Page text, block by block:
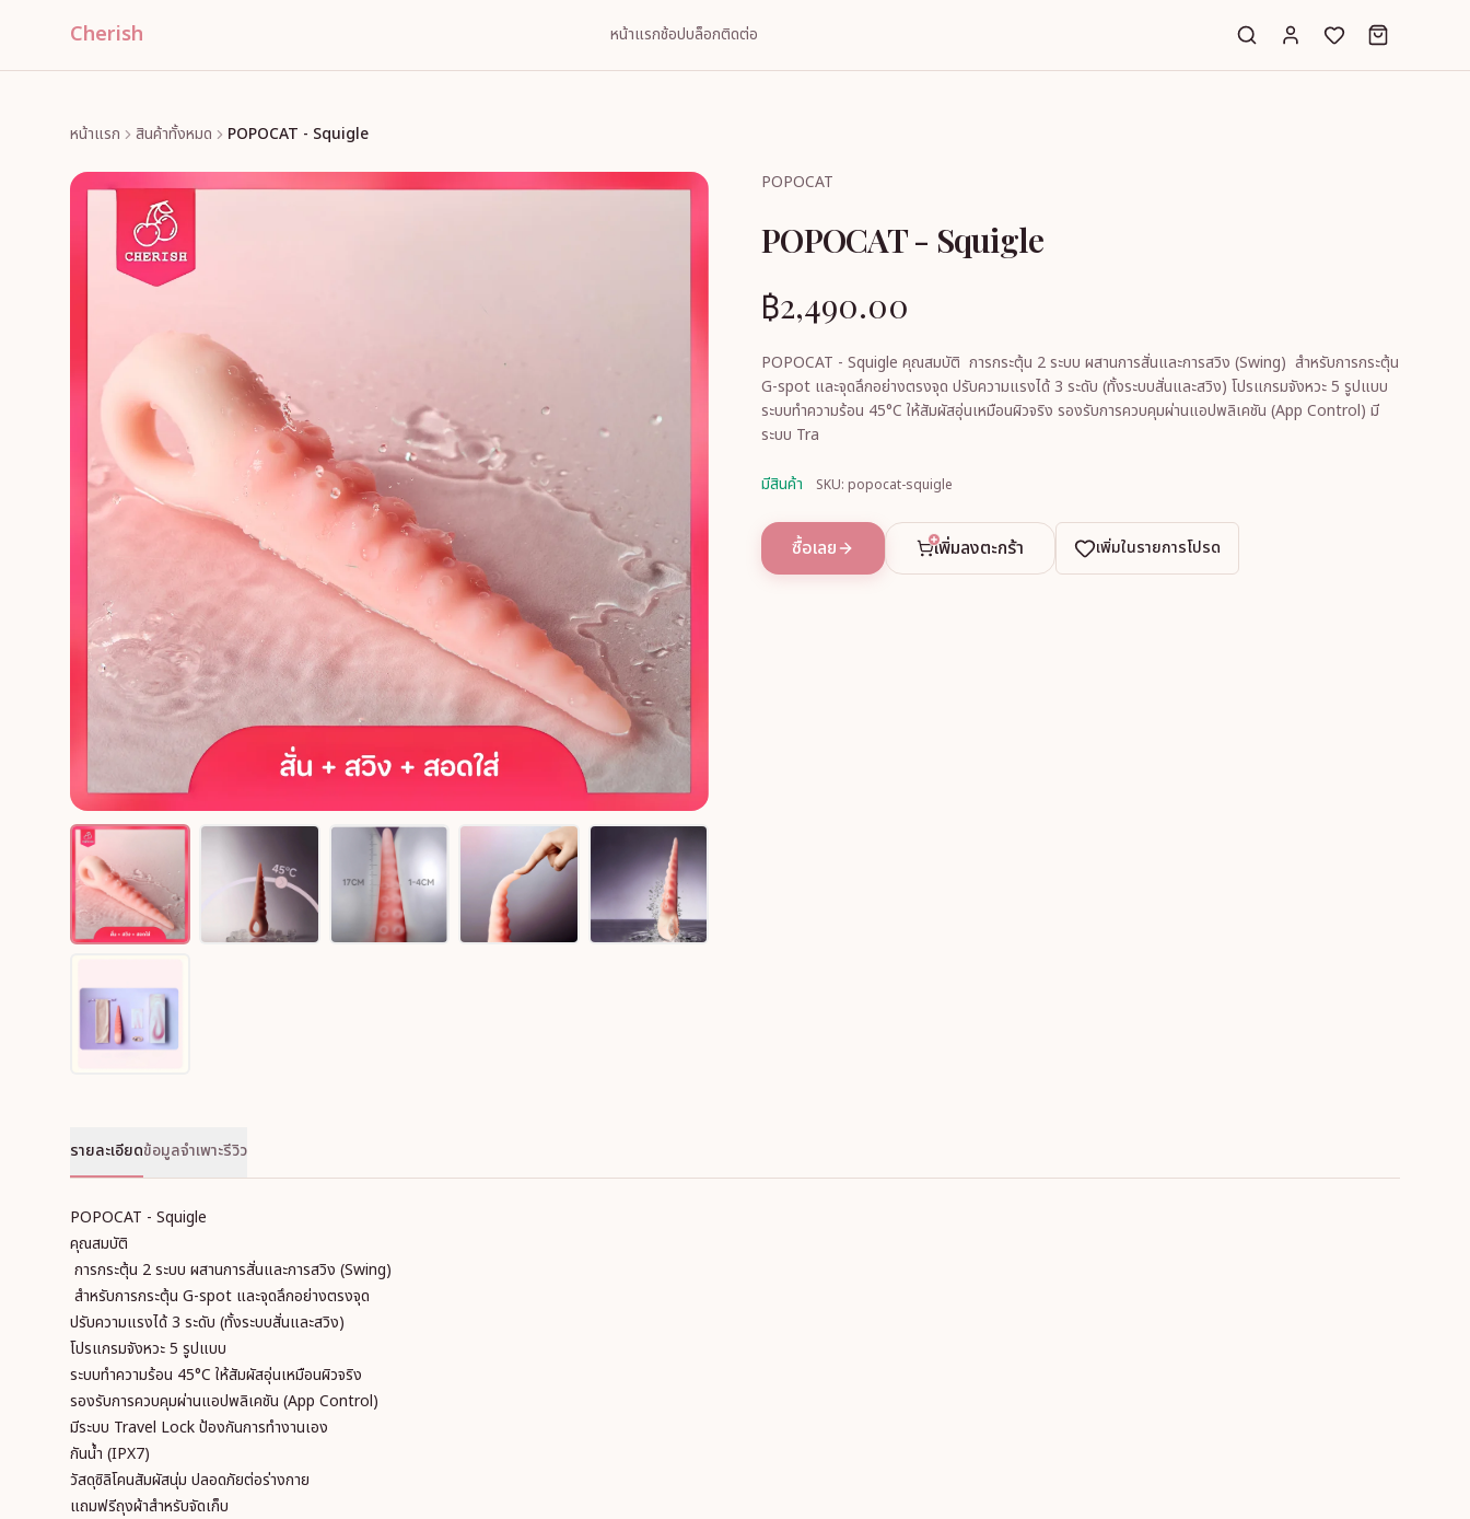
Cherish หน้าแรกช้อปบล็อกติดต่อ
หน้าแรก สินค้าทั้งหมด POPOCAT - Squigle
POPOCAT
POPOCAT - Squigle
฿2,490.00
POPOCAT - Squigle คุณสมบัติ การกระตุ้น 2 ระบบ ผสานการสั่นและการสวิง (Swing) สำหรับการกระตุ้น
G-spot และจุดลึกอย่างตรงจุด ปรับความแรงได้ 3 ระดับ (ทั้งระบบสั่นและสวิง) โปรแกรมจังหวะ 5 รูปแบบ
ระบบทำความร้อน 45°C ให้สัมผัสอุ่นเหมือนผิวจริง รองรับการควบคุมผ่านแอปพลิเคชัน (App Control) มี
ระบบ Tra
มีสินค้า SKU: popocat-squigle
ซื้อเลย เพิ่มลงตะกร้า เพิ่มในรายการโปรด
รายละเอียดข้อมูลจำเพาะรีวิว
POPOCAT - Squigle
คุณสมบัติ
การกระตุ้น 2 ระบบ ผสานการสั่นและการสวิง (Swing)
สำหรับการกระตุ้น G-spot และจุดลึกอย่างตรงจุด
ปรับความแรงได้ 3 ระดับ (ทั้งระบบสั่นและสวิง)
โปรแกรมจังหวะ 5 รูปแบบ
ระบบทำความร้อน 45°C ให้สัมผัสอุ่นเหมือนผิวจริง
รองรับการควบคุมผ่านแอปพลิเคชัน (App Control)
มีระบบ Travel Lock ป้องกันการทำงานเอง
กันน้ำ (IPX7)
วัสดุซิลิโคนสัมผัสนุ่ม ปลอดภัยต่อร่างกาย
แถมฟรีถุงผ้าสำหรับจัดเก็บ